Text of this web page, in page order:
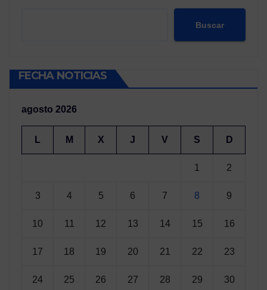
Buscar
FECHA NOTICIAS
agosto 2026
L M X J V S D
1 2
3 4 5 6 7 8 9
10 11 12 13 14 15 16
17 18 19 20 21 22 23
24 25 26 27 28 29 30